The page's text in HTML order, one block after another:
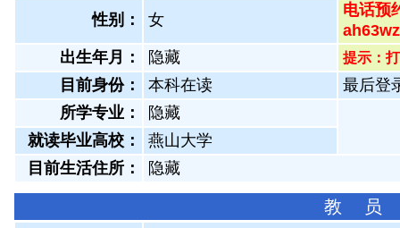
性别： 女
电话预
出生年月：
隐藏 提示：
目前身份： 本科在读
最后登
所学专业：
隐藏
就读毕业高校：
燕山大学
目前生活住所：
隐藏
教 员